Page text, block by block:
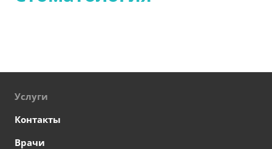
Услуги
Контакты
Врачи